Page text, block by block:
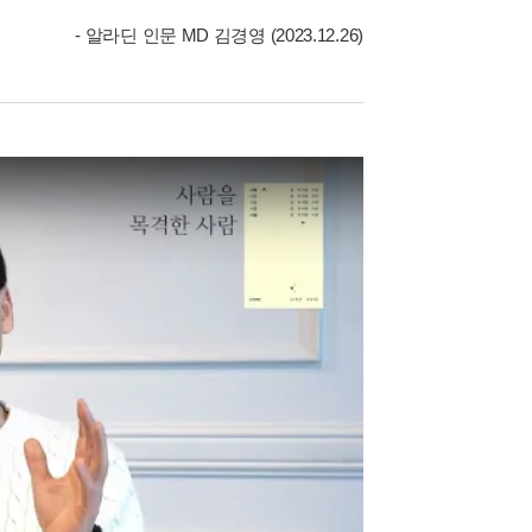
- 알라딘 인문 MD 김경영 (2023.12.26)